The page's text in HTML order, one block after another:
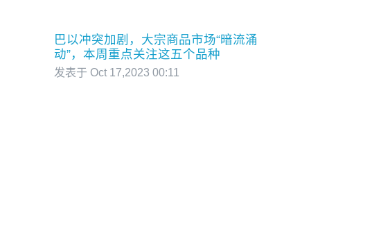
巴以冲突加剧，大宗商品市场“暗流涌
动”，本周重点关注这五个品种
发表于 Oct 17,2023 00:11